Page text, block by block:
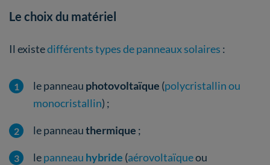
Le choix du matériel
Il existedifférents types de panneaux solaires :
le panneau photovoltaïque (polycristallin ou
monocristallin) ;
le panneauthermique ;
lepanneau hybride (aérovoltaïqueou